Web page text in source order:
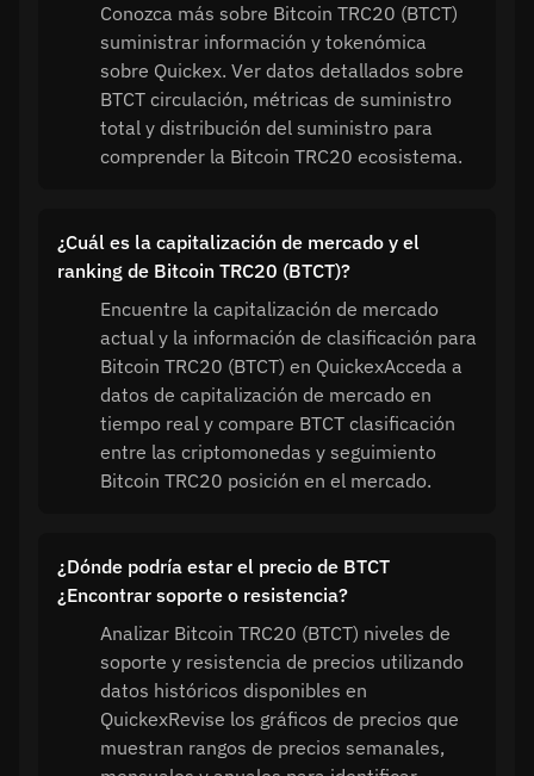
Conozca más sobre Bitcoin TRC20 (BTCT)
suministrar información y tokenómica
sobre Quickex. Ver datos detallados sobre
BTCT circulación, métricas de suministro
total y distribución del suministro para
comprender la Bitcoin TRC20 ecosistema.
¿Cuál es la capitalización de mercado y el
ranking de Bitcoin TRC20 (BTCT)?
Encuentre la capitalización de mercado
actual y la información de clasificación para
Bitcoin TRC20 (BTCT) en QuickexAcceda a
datos de capitalización de mercado en
tiempo real y compare BTCT clasificación
entre las criptomonedas y seguimiento
Bitcoin TRC20 posición en el mercado.
¿Dónde podría estar el precio de BTCT
¿Encontrar soporte o resistencia?
Analizar Bitcoin TRC20 (BTCT) niveles de
soporte y resistencia de precios utilizando
datos históricos disponibles en
QuickexRevise los gráficos de precios que
muestran rangos de precios semanales,